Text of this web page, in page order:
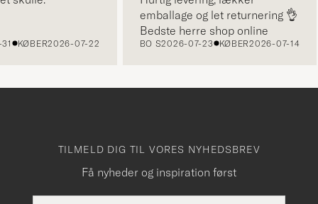
KØBER2026-07-22
emballage og let returnering 👌
Bedste herre shop online
BO S2026-07-23 KØBER2026-07-14
TILMELD DIG TIL VORES NYHEDSBREV
Få nyheder og inspiration først